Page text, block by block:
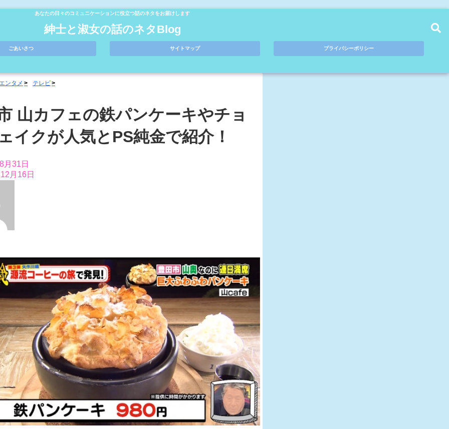
あなたの日々のコミュニケーションに役立つ話のネタをお届けします
紳士と淑女の話のネタBlog
ごあいさつ サイトマップ プライバシーポリシー
ンタメ テレビ
山カフェの鉄パンケーキやチョ
イクが人気とPS純金で紹介！
月31日
月16日